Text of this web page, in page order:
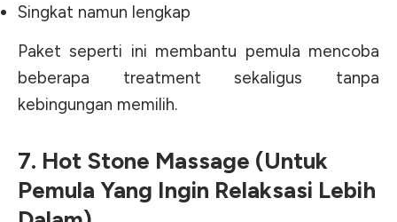
Singkat namun lengkap
Paket seperti ini membantu pemula mencoba
beberapa treatment sekaligus tanpa
kebingungan memilih.
7. Hot Stone Massage (Untuk
Pemula Yang Ingin Relaksasi Lebih